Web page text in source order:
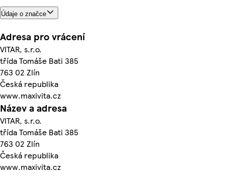
Údaje o značce
Adresa pro vrácení
VITAR, s.r.o.
třída Tomáše Bati 385
763 02 Zlín
Česká republika
www.maxivita.cz
Název a adresa
VITAR, s.r.o.
třída Tomáše Bati 385
763 02 Zlín
Česká republika
www.maxivita.cz